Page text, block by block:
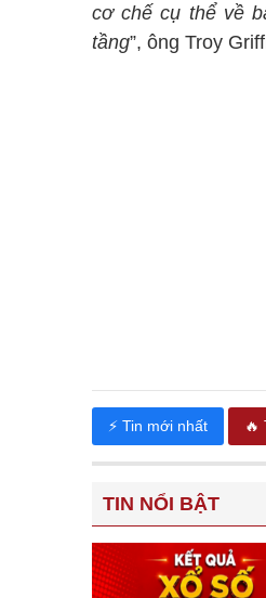
cơ chế cụ thể về
tầng”, ông Troy
⚡ Tin mới nhất 🔥
TIN NỔI BẬT